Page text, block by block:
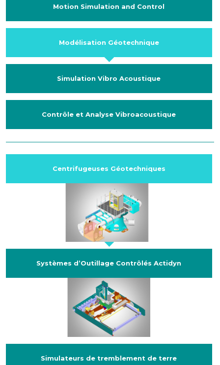
Motion Simulation and Control
Modélisation Géotechnique
Simulation Vibro Acoustique
Contrôle et Analyse Vibroacoustique
Centrifugeuses Géotechniques
Systèmes d’Outillage Contrôlés Actidyn
Simulateurs de tremblement de terre